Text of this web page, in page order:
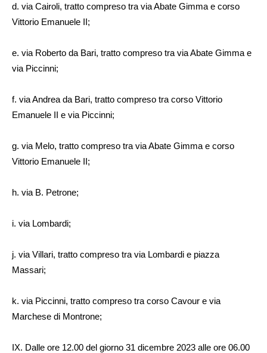
d. via Cairoli, tratto compreso tra via Abate Gimma e corso
Vittorio Emanuele II;
e. via Roberto da Bari, tratto compreso tra via Abate Gimma e
via Piccinni;
f. via Andrea da Bari, tratto compreso tra corso Vittorio
Emanuele II e via Piccinni;
g. via Melo, tratto compreso tra via Abate Gimma e corso
Vittorio Emanuele II;
h. via B. Petrone;
i. via Lombardi;
j. via Villari, tratto compreso tra via Lombardi e piazza
Massari;
k. via Piccinni, tratto compreso tra corso Cavour e via
Marchese di Montrone;
IX. Dalle ore 12.00 del giorno 31 dicembre 2023 alle ore 06.00